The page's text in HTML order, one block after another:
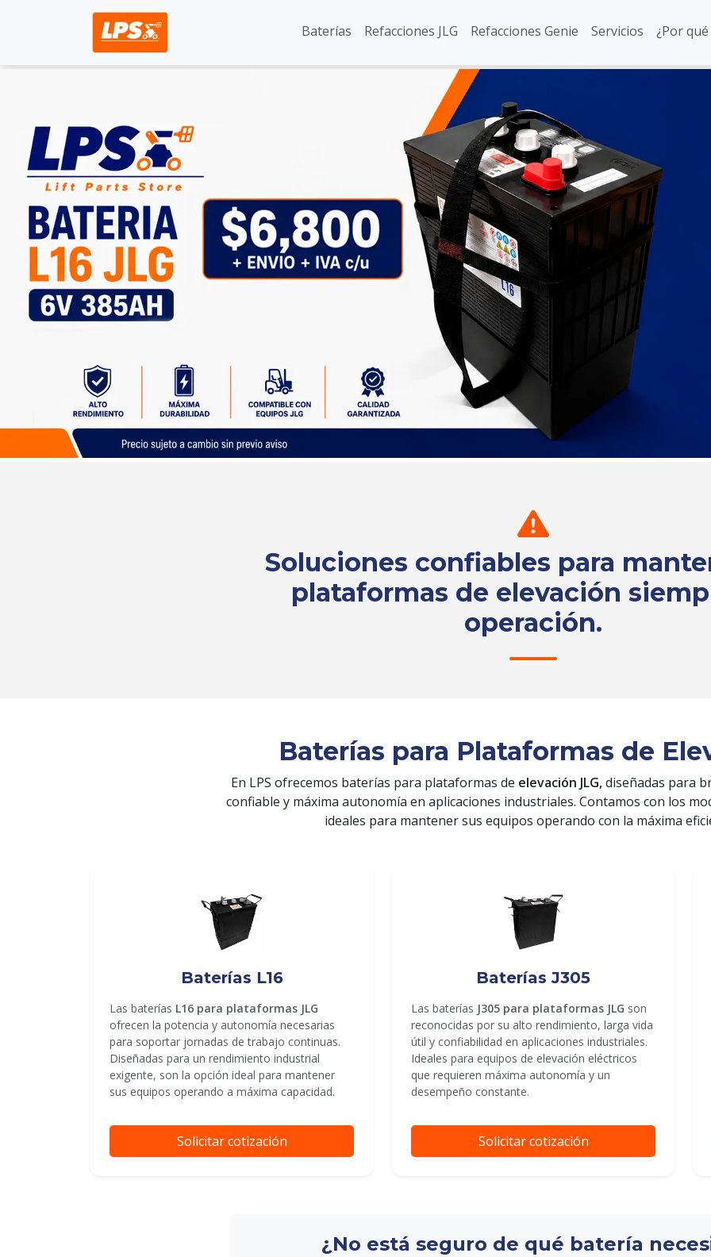
Baterías Refacciones JLG Refacciones Genie Servicios ¿Por
Soluciones confiables para
plataformas de elevación
operación.
Baterías para Plataformas de
En LPS ofrecemos baterías para plataformas de elevación JLG,diseñadas para
confiable y máxima autonomía en aplicaciones industriales. Contamos con los
ideales para mantener sus equipos operando con la máxima
Baterías L16
Las baterías L16 para plataformas JLG
ofrecen la potencia y autonomía necesarias
para soportar jornadas de trabajo continuas.
Diseñadas para un rendimiento industrial
exigente, son la opción ideal para mantener
sus equipos operando a máxima capacidad.
Solicitar cotización
Baterías J305
Las baterías J305 para plataformas JLG son
reconocidas por su alto rendimiento, larga vida
útil y confiabilidad en aplicaciones industriales.
Ideales para equipos de elevación eléctricos
que requieren máxima autonomía y un
desempeño constante.
Solicitar cotización
¿No está seguro de qué batería